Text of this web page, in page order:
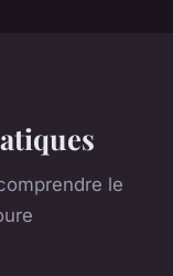
le